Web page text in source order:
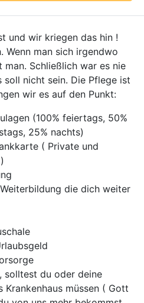
und wir kriegen das hin !
Wenn man sich irgendwo
Schließlich war es nie
soll nicht sein. Die Pflege ist
wir es auf den Punkt:
(100% feiertags, 50%
25% nachts)
( Private und
die dich weiter
solltest du oder deine
Krankenhaus müssen ( Gott